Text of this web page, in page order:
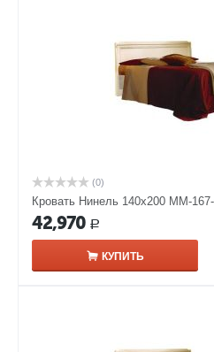
(0)
Кровать Нинель 140х200 ММ-
42,970 Р
КУПИТЬ